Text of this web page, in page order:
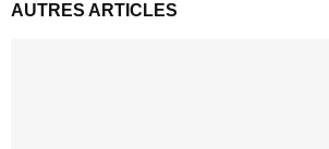
AUTRES ARTICLES